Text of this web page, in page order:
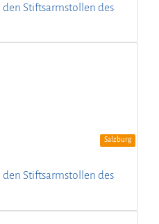
Stiftsarmstollen des
Salzburg
Stiftsarmstollen des